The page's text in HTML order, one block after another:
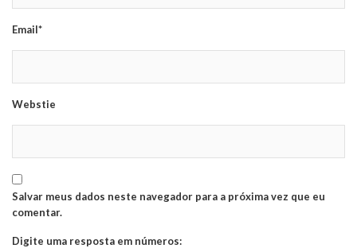
Email*
Webstie
Salvar meus dados neste navegador para a próxima vez que eu
comentar.
Digite uma resposta em números: